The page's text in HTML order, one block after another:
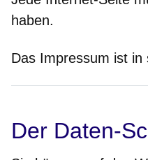
haben.
Das Impressum ist in
Der Daten-